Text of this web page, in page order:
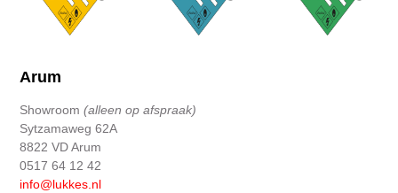
Arum
Showroom(alleen op afspraak)
Sytzamaweg 62A
8822 VD Arum
0517 64 12 42
info@lukkes.nl